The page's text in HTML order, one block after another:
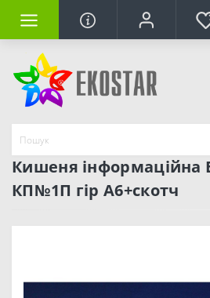
Кишеня інформаційна
КП№1П гір А6+скотч